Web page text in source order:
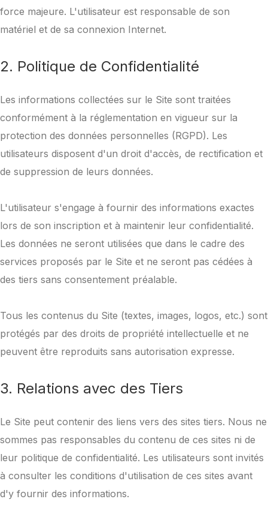
force majeure. L'utilisateur est responsable de son
matériel et de sa connexion Internet.
2. Politique de Confidentialité
Les informations collectées sur le Site sont traitées
conformément à la réglementation en vigueur sur la
protection des données personnelles (RGPD). Les
utilisateurs disposent d'un droit d'accès, de rectification et
de suppression de leurs données.
L'utilisateur s'engage à fournir des informations exactes
lors de son inscription et à maintenir leur confidentialité.
Les données ne seront utilisées que dans le cadre des
services proposés par le Site et ne seront pas cédées à
des tiers sans consentement préalable.
Tous les contenus du Site (textes, images, logos, etc.) sont
protégés par des droits de propriété intellectuelle et ne
peuvent être reproduits sans autorisation expresse.
3. Relations avec des Tiers
Le Site peut contenir des liens vers des sites tiers. Nous ne
sommes pas responsables du contenu de ces sites ni de
leur politique de confidentialité. Les utilisateurs sont invités
à consulter les conditions d'utilisation de ces sites avant
d'y fournir des informations.